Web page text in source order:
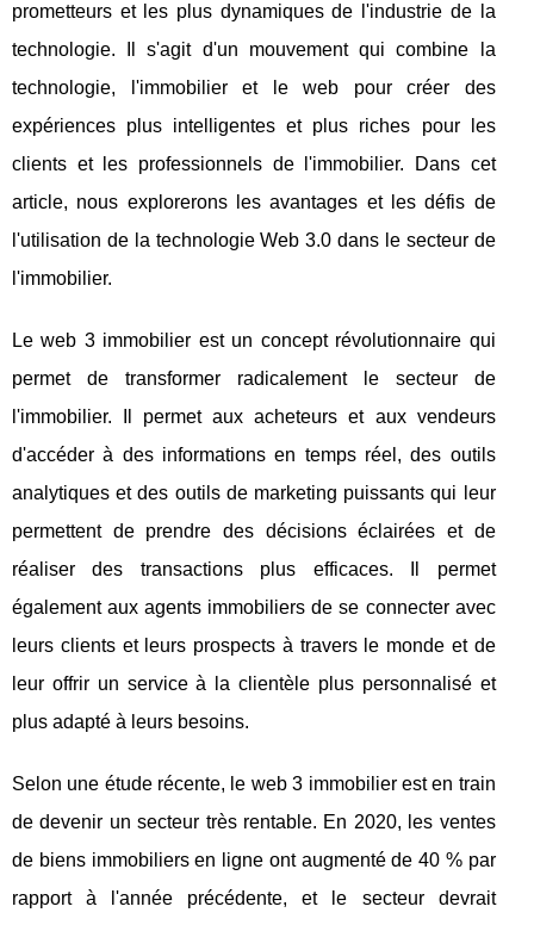
prometteurs et les plus dynamiques de l'industrie de la
technologie. Il s'agit d'un mouvement qui combine la
technologie, l'immobilier et le web pour créer des
expériences plus intelligentes et plus riches pour les
clients et les professionnels de l'immobilier. Dans cet
article, nous explorerons les avantages et les défis de
l'utilisation de la technologie Web 3.0 dans le secteur de
l'immobilier.
Le web 3 immobilier est un concept révolutionnaire qui
permet de transformer radicalement le secteur de
l'immobilier. Il permet aux acheteurs et aux vendeurs
d'accéder à des informations en temps réel, des outils
analytiques et des outils de marketing puissants qui leur
permettent de prendre des décisions éclairées et de
réaliser des transactions plus efficaces. Il permet
également aux agents immobiliers de se connecter avec
leurs clients et leurs prospects à travers le monde et de
leur offrir un service à la clientèle plus personnalisé et
plus adapté à leurs besoins.
Selon une étude récente, le web 3 immobilier est en train
de devenir un secteur très rentable. En 2020, les ventes
de biens immobiliers en ligne ont augmenté de 40 % par
rapport à l'année précédente, et le secteur devrait